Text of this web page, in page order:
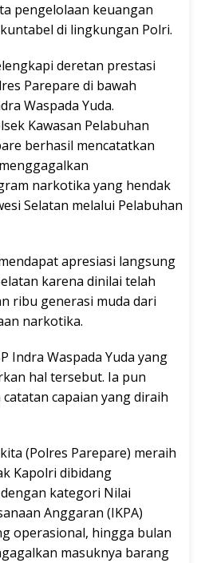
pengelolaan keuangan
di lingkungan Polri.
deretan prestasi
Parepare di bawah
Waspada Yuda.
Kawasan Pelabuhan
berhasil mencatatkan
narkotika yang hendak
Selatan melalui Pelabuhan
apresiasi langsung
karena dinilai telah
ribu generasi muda dari
narkotika.
Indra Waspada Yuda yang
hal tersebut. Ia pun
capaian yang diraih
(Polres Parepare) meraih
Kapolri dibidang
kategori Nilai
Anggaran (IKPA)
operasional, hingga bulan
masuknya barang